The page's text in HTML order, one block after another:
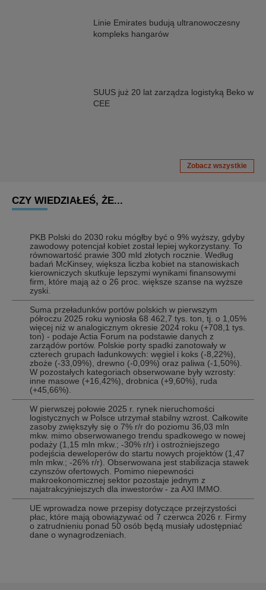
Linie Emirates budują ultranowoczesny
kompleks hangarów
SUUS już 20 lat zarządza logistyką Beko w
CEE
Zobacz wszystkie
CZY WIEDZIAŁEŚ, ŻE...
PKB Polski do 2030 roku mógłby być o 9% wyższy, gdyby
zawodowy potencjał kobiet został lepiej wykorzystany. To
równowartość prawie 300 mld złotych rocznie. Według
badań McKinsey, większa liczba kobiet na stanowiskach
kierowniczych skutkuje lepszymi wynikami finansowymi
firm, które mają aż o 26 proc. większe szanse na wyższe
zyski.
Suma przeładunków portów polskich w pierwszym
półroczu 2025 roku wyniosła 68 462,7 tys. ton, tj. o 1,05%
więcej niż w analogicznym okresie 2024 roku (+708,1 tys.
ton) - podaje Actia Forum na podstawie danych z
zarządów portów. Polskie porty spadki zanotowały w
czterech grupach ładunkowych: węgiel i koks (-8,22%),
zboże (-33,09%), drewno (-0,09%) oraz paliwa (-1,50%).
W pozostałych kategoriach obserwowane były wzrosty:
inne masowe (+16,42%), drobnica (+9,60%), ruda
(+45,66%).
W pierwszej połowie 2025 r. rynek nieruchomości
logistycznych w Polsce utrzymał stabilny wzrost. Całkowite
zasoby zwiększyły się o 7% r/r do poziomu 36,03 mln
mkw. mimo obserwowanego trendu spadkowego w nowej
podaży (1,15 mln mkw.; -30% r/r) i ostrożniejszego
podejścia deweloperów do startu nowych projektów (1,47
mln mkw.; -26% r/r). Obserwowana jest stabilizacja stawek
czynszów ofertowych. Pomimo niepewności
makroekonomicznej sektor pozostaje jednym z
najatrakcyjniejszych dla inwestorów - za AXI IMMO.
UE wprowadza nowe przepisy dotyczące przejrzystości
płac, które mają obowiązywać od 7 czerwca 2026 r. Firmy
o zatrudnieniu ponad 50 osób będą musiały udostępniać
dane o wynagrodzeniach.